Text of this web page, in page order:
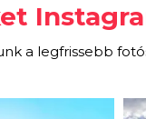
a legfrissebb